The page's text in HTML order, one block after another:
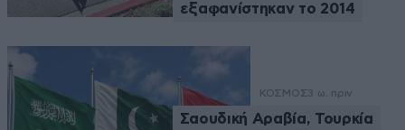
εξαφανίστηκαν το 2014
ΚΟΣΜΟΣ3 ω. πριν
Σαουδική Αραβία, Τουρκία